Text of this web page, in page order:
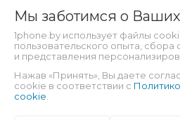
Ударопрочный
корпус
Пыле- и
влагозащита
Защита от царапин
Мы заботимся о Ваших
1phone.by использует файлы
пользовательского опыта, сбора
и представления
Нажав «Принять», Вы даете
cookie в соответствии с
cookie